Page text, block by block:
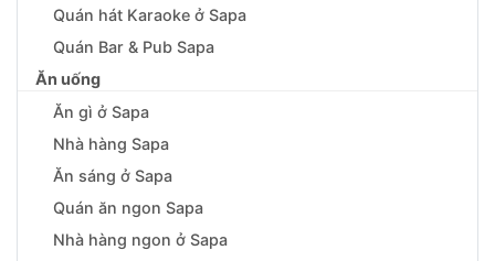
Quán hát Karaoke ở Sapa
Quán Bar & Pub Sapa
Ăn uống
Ăn gì ở Sapa
Nhà hàng Sapa
Ăn sáng ở Sapa
Quán ăn ngon Sapa
Nhà hàng ngon ở Sapa